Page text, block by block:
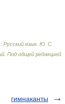
язык. Ю. С.
Под общей редакцией
гимнаканты